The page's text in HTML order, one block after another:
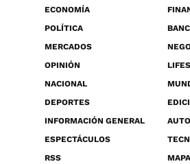
ECONOMÍA
POLÍTICA
MERCADOS
OPINIÓN
NACIONAL
DEPORTES
INFORMACIÓN GENERAL
ESPECTÁCULOS
RSS